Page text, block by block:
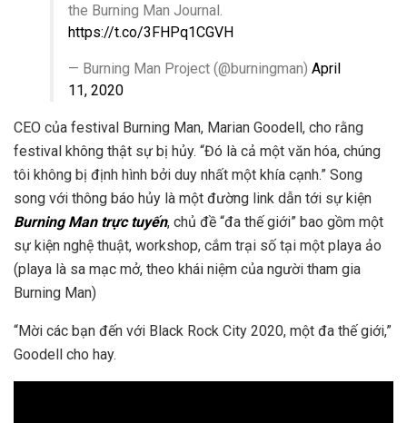
the Burning Man Journal.
https://t.co/3FHPq1CGVH
— Burning Man Project (@burningman) April
11, 2020
CEO của festival Burning Man, Marian Goodell, cho rằng
festival không thật sự bị hủy. “Đó là cả một văn hóa, chúng
tôi không bị định hình bởi duy nhất một khía cạnh.” Song
song với thông báo hủy là một đường link dẫn tới sự kiện
Burning Man trực tuyến, chủ đề “đa thế giới” bao gồm một
sự kiện nghệ thuật, workshop, cắm trại số tại một playa ảo
(playa là sa mạc mở, theo khái niệm của người tham gia
Burning Man)
“Mời các bạn đến với Black Rock City 2020, một đa thế giới,”
Goodell cho hay.